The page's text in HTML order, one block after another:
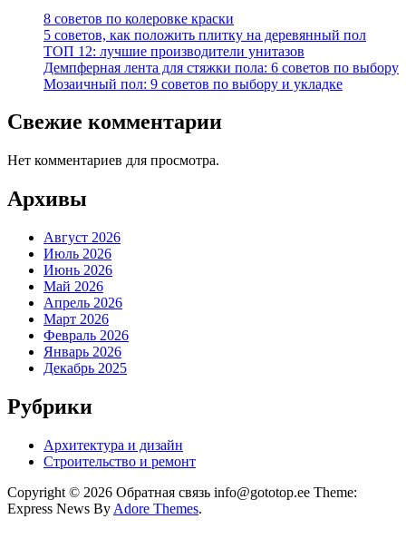
8 советов по колеровке краски
5 советов, как положить плитку на деревянный пол
ТОП 12: лучшие производители унитазов
Демпферная лента для стяжки пола: 6 советов по выбору
Мозаичный пол: 9 советов по выбору и укладке
Свежие комментарии
Нет комментариев для просмотра.
Архивы
Август 2026
Июль 2026
Июнь 2026
Май 2026
Апрель 2026
Март 2026
Февраль 2026
Январь 2026
Декабрь 2025
Рубрики
Архитектура и дизайн
Строительство и ремонт
Copyright © 2026 Обратная связь info@gototop.ee Theme:
Express News By Adore Themes.